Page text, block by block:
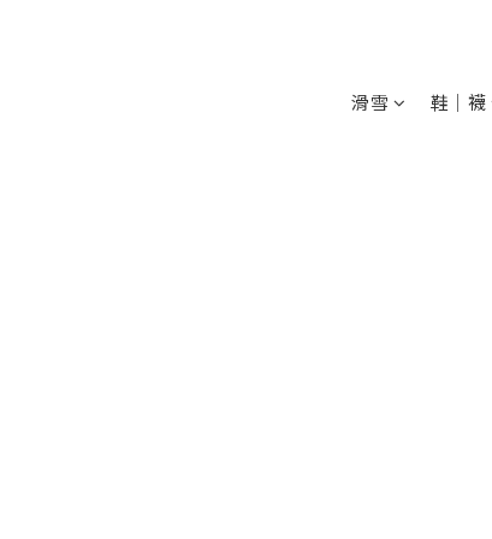
滑雪 鞋│襪